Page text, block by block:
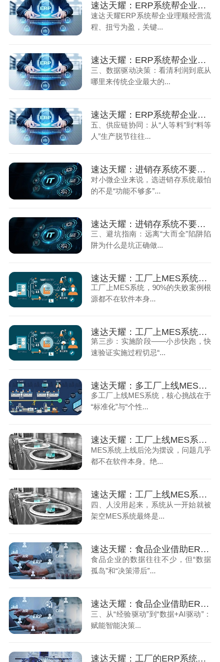
速达天耀：ERP系统帮企业理顺经营，扭亏为盈（上）
速达天耀ERP系统帮企业理顺经营流
程、扭亏为盈，关键...
速达天耀：ERP系统帮企业理顺经营，扭亏为盈（中）
三、数据驱动决策：看清利润到底从
哪里来传统企业最大的...
速达天耀：ERP系统帮企业理顺经营，扭亏为盈（下）
五、供应链协同：从“人等料”到“料等
人”生产脱节往往...
速达天耀：进销存系统不要随便选，够用才是最重要的（上）
对小微企业来说，选进销存系统最怕
的不是“功能不够多”...
速达天耀：进销存系统不要随便选，够用才是最重要的（下）
三、避坑指南：远离“大而全”陷阱陷
阱为什么是坑正确做...
速达天耀：工厂上MES系统的注意事项（上）
工厂上MES系统，90%的失败案例根
源都不在软件本身...
速达天耀：工厂上MES系统的注意事项（下）
第三步：实施阶段——小步快跑，快
速验证实施过程切忌“...
速达天耀：多工厂上线MES系统前的准备
多工厂上线MES系统，核心挑战在于
“标准化”与“个性...
速达天耀：工厂上线MES系统后为何沦为摆设（上）
MES系统上线后沦为摆设，问题几乎
都不在软件本身。绝...
速达天耀：工厂上线MES系统后为何沦为摆设（下）
四、人没用起来，系统从一开始就被
架空MES系统最终是...
速达天耀：食品企业借助ERP系统盘活经营数据（上）
食品企业的数据往往不少，但“数据
孤岛”和“决策滞后”...
速达天耀：食品企业借助ERP系统盘活经营数据（下）
三、从“经验驱动”到“数据+AI驱动”：
赋能智能决策...
速达天耀：工厂的ERP系统该升级的几个预警信号（上）